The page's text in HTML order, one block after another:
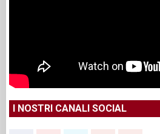
I NOSTRI CANALI SOCIAL